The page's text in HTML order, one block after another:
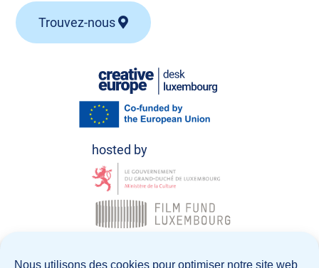
Nous utilisons des cookies pour optimiser notre site web
Trouvez-nous
© Creative Europe Desk Luxembourg 2026